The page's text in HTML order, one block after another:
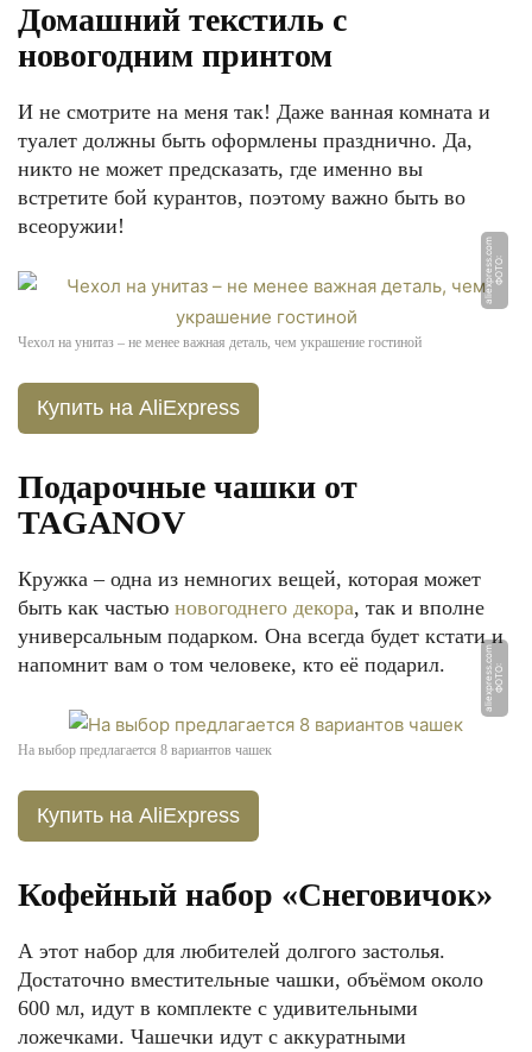
Домашний текстиль с
новогодним принтом
И не смотрите на меня так! Даже ванная комната и
туалет должны быть оформлены празднично. Да,
никто не может предсказать, где именно вы
встретите бой курантов, поэтому важно быть во
всеоружии!
Ф
О
Т
О:
ali
e
x
p
r
e
s
s.
c
o
m
Чехол на унитаз – не менее важная деталь, чем украшение гостиной
Купить на AliExpress
Подарочные чашки от
TAGANOV
Кружка – одна из немногих вещей, которая может
быть как частью новогоднего декора, так и вполне
универсальным подарком. Она всегда будет кстати и
напомнит вам о том человеке, кто её подарил.
Ф
О
Т
О:
ali
e
x
p
r
e
s
s.
c
o
m
На выбор предлагается 8 вариантов чашек
Купить на AliExpress
Кофейный набор «Снеговичок»
А этот набор для любителей долгого застолья.
Достаточно вместительные чашки, объёмом около
600 мл, идут в комплекте с удивительными
ложечками. Чашечки идут с аккуратными